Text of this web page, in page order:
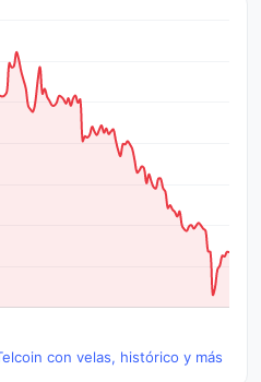
con velas, histórico y más